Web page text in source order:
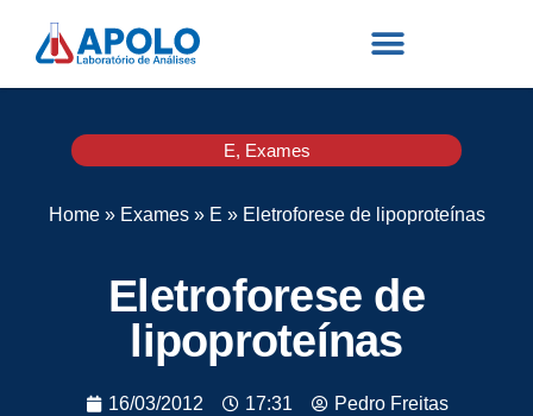
E, Exames
Home» Exames» E » Eletroforese de lipoproteínas
Eletroforese de
lipoproteínas
16/03/2012 17:31
Pedro Freitas